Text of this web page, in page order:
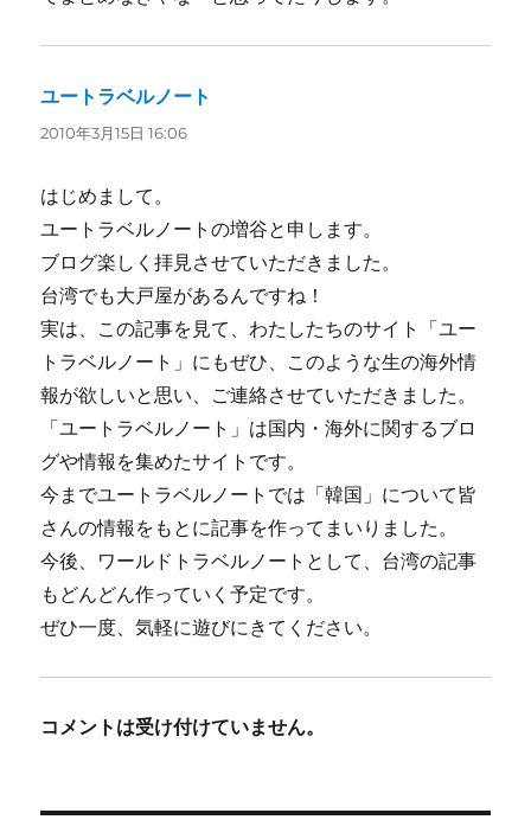
ユートラベルノート
2010年3月15日 16:06
はじめまして。
ユートラベルノートの増谷と申します。
ブログ楽しく拝見させていただきました。
台湾でも大戸屋があるんですね！
実は、この記事を見て、わたしたちのサイト「ユー
トラベルノート」にもぜひ、このような生の海外情
報が欲しいと思い、ご連絡させていただきました。
「ユートラベルノート」は国内・海外に関するブロ
グや情報を集めたサイトです。
今までユートラベルノートでは「韓国」について皆
さんの情報をもとに記事を作ってまいりました。
今後、ワールドトラベルノートとして、台湾の記事
もどんどん作っていく予定です。
ぜひ一度、気軽に遊びにきてください。
コメントは受け付けていません。